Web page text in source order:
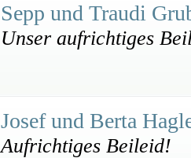
Sepp und Traudi
Unser aufrichtiges
Josef und Berta
Aufrichtiges Beileid!